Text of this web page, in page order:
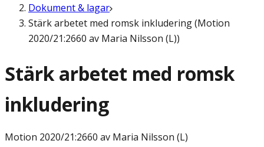
Dokument & lagar
Stärk arbetet med romsk inkludering (Motion
2020/21:2660 av Maria Nilsson (L))
Stärk arbetet med romsk
inkludering
Motion 2020/21:2660 av Maria Nilsson (L)